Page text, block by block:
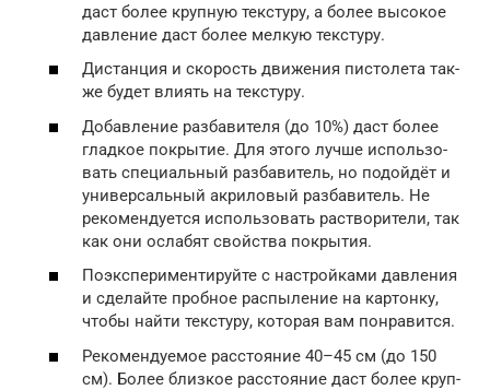
даст более круп­ную тек­сту­ру, а более высо­кое
дав­ле­ние даст более мел­кую тек­сту­ру.
Дистан­ция и ско­рость дви­же­ния писто­ле­та так­
же будет вли­ять на тек­сту­ру.
Добав­ле­ние раз­ба­ви­те­ля (до 10%) даст более
глад­кое покры­тие. Для это­го луч­ше исполь­зо­
вать спе­ци­аль­ный раз­ба­ви­тель, но подой­дёт и
уни­вер­саль­ный акри­ло­вый раз­ба­ви­тель. Не
реко­мен­ду­ет­ся исполь­зо­вать рас­тво­ри­те­ли, так
как они осла­бят свой­ства покры­тия.
Поэкс­пе­ри­мен­ти­руй­те с настрой­ка­ми дав­ле­ния
и сде­лай­те проб­ное рас­пы­ле­ние на кар­тон­ку,
что­бы най­ти тек­сту­ру, кото­рая вам понра­вит­ся.
Реко­мен­ду­е­мое рас­сто­я­ние 40–45 см (до 150
см). Более близ­кое рас­сто­я­ние даст более круп­